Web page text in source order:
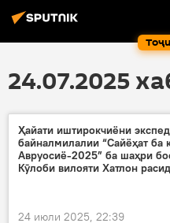
24.07.2025
Ҳайати иштирокчиёни
байналмилалии “Сайёҳат ба
Авруосиё-2025” ба шаҳри
Кӯлоби вилояти Хатлон
24 июли 2025, 22:39